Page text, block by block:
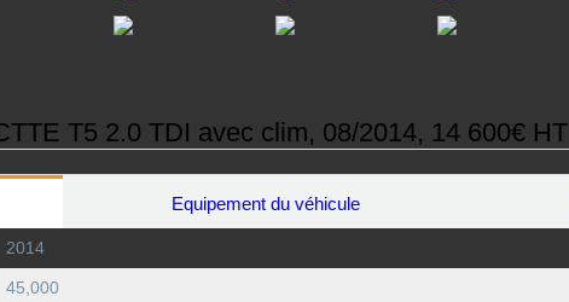
T5 2.0 TDI avec clim, 08/2014, 14 600€ HT
Equipement du véhicule
2014
45,000